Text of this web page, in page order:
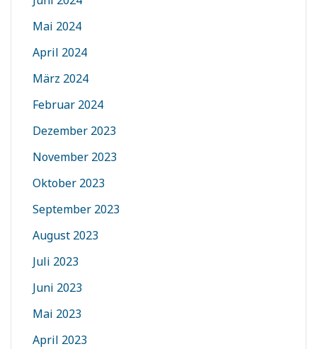
Mai 2024
April 2024
März 2024
Februar 2024
Dezember 2023
November 2023
Oktober 2023
September 2023
August 2023
Juli 2023
Juni 2023
Mai 2023
April 2023